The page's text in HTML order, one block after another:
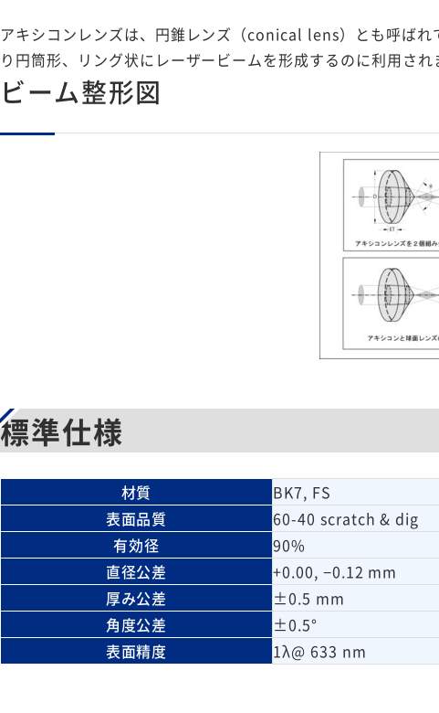
アキシコンレンズは、円錐レンズ（conical lens）とも呼ば
り円筒形、リング状にレーザービームを形成するのに利用され
ビーム整形図
標準仕様
材質
BK7, FS
表面品質
60-40 scratch & dig
有効径
90%
直径公差
+0.00, −0.12 mm
厚み公差
±0.5 mm
角度公差
±0.5°
表面精度
1λ@ 633 nm